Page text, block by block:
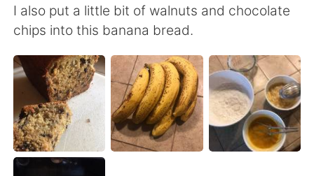
Português
I also put a little bit of walnuts and chocolate
chips into this banana bread.